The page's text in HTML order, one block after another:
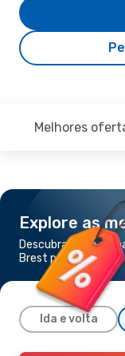
Melhores
Explore as
Descubra os voos
Brest para Porto
Ida e volta